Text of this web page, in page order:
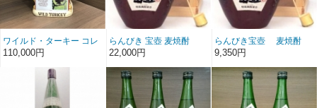
ワイルド・ターキー コレ
クション サマー
110,000円
らんびき 宝壺 麦焼酎
5000ml
22,000円
らんびき宝壺 麦焼酎
1800ml
9,350円